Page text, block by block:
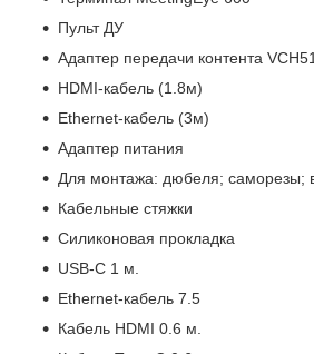
Пульт ДУ
Адаптер передачи контента VCH51
HDMI-кабель (1.8м)
Ethernet-кабель (3м)
Адаптер питания
Для монтажа: дюбеля; саморезы;
Кабельные стяжки
Силиконовая прокладка
USB-C 1 м.
Ethernet-кабель 7.5
Кабель HDMI 0.6 м.